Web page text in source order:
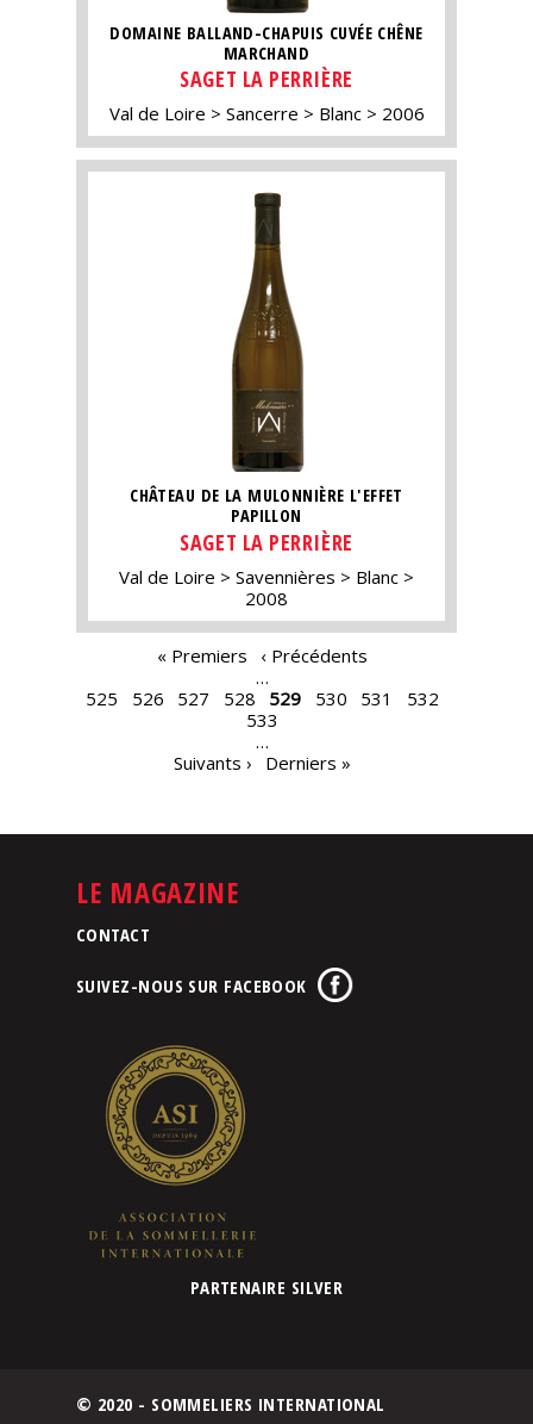
DOMAINE BALLAND-CHAPUIS CUVÉE CHÊNE
MARCHAND
SAGET LA PERRIÈRE
Val de Loire Sancerre Blanc 2006
CHÂTEAU DE LA MULONNIÈRE L'EFFET
PAPILLON
SAGET LA PERRIÈRE
Val de Loire Savennières
Blanc
2008
« Premiers
‹ Précédents
…
525
526 527 528 529 530 531
532
533
…
Suivants ›
Derniers »
LE MAGAZINE
CONTACT
SUIVEZ-NOUS SUR FACEBOOK
PARTENAIRE SILVER
© 2020 - SOMMELIERS INTERNATIONAL